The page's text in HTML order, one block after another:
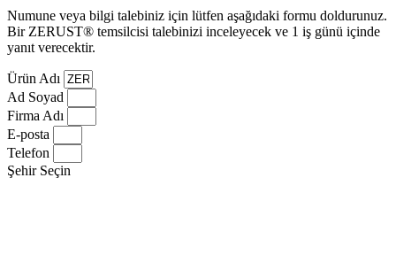
Numune veya bilgi talebiniz için lütfen aşağıdaki formu doldurunuz.
Bir ZERUST® temsilcisi talebinizi inceleyecek ve 1 iş günü içinde
yanıt verecektir.
Ürün Adı
Ad Soyad
Firma Adı
E-posta
Telefon
Şehir Seçin